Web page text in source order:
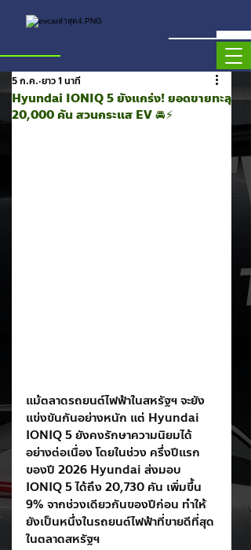
Hyundai IONIQ 5 ยังแกร่ง! ยอดขายทะลุ
20,000 คัน สวนกระแส EV 🚘⚡
5 ก.ค. ยาว 1 นาที
แม้ตลาดรถยนต์ไฟฟ้าในสหรัฐฯ จะยัง
แข่งขันกันอย่างหนัก แต่ Hyundai
IONIQ 5 ยังคงรักษาความนิยมได้
อย่างต่อเนื่อง โดยในช่วง ครึ่งปีแรก
ของปี 2026 Hyundai ส่งมอบ
IONIQ 5 ได้ถึง 20,730 คัน เพิ่มขึ้น
9% จากช่วงเดียวกันของปีก่อน ทำให้
ยังเป็นหนึ่งในรถยนต์ไฟฟ้าที่ขายดีที่สุด
ในตลาดสหรัฐฯ